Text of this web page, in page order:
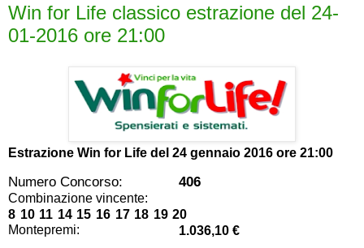
Win for Life classico estrazione del 24-
01-2016 ore 21:00
Estrazione Win for Life del 24 gennaio 2016 ore 21:00
Numero Concorso: 406
Combinazione vincente:
8 10 11 14 15 16 17 18 19 20
Montepremi:
1.036,10 €